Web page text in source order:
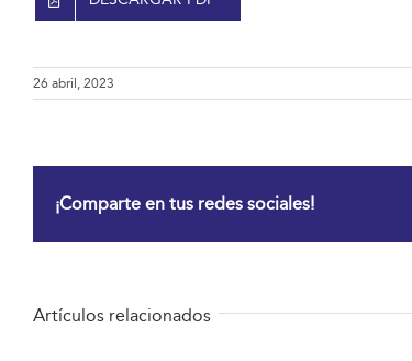
26 abril, 2023
¡Comparte en tus redes sociales!
Artículos relacionados